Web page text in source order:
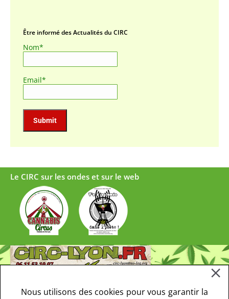
Être informé des Actualités du CIRC
Nom*
Email*
Le CIRC sur les ondes et sur le web
Nous utilisons des cookies pour vous garantir la